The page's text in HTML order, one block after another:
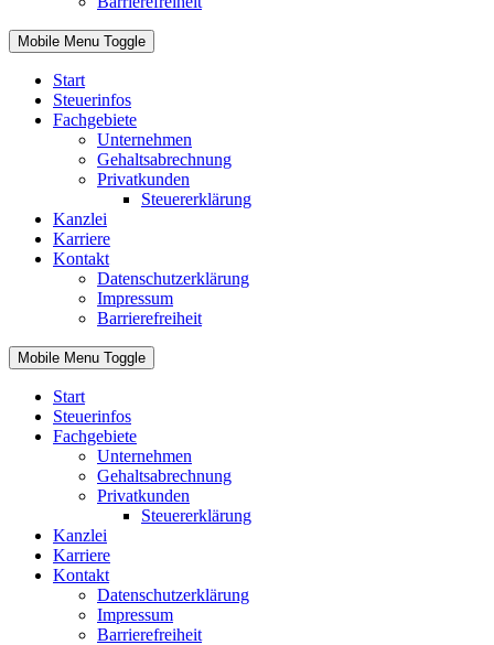
Mobile Menu Toggle
Start
Steuerinfos
Fachgebiete
Unternehmen
Gehaltsabrechnung
Privatkunden
Steuererklärung
Kanzlei
Karriere
Kontakt
Datenschutzerklärung
Impressum
Barrierefreiheit
Mobile Menu Toggle
Start
Steuerinfos
Fachgebiete
Unternehmen
Gehaltsabrechnung
Privatkunden
Steuererklärung
Kanzlei
Karriere
Kontakt
Datenschutzerklärung
Impressum
Barrierefreiheit